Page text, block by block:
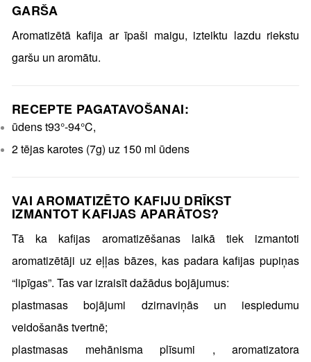
GARŠA
Aromatizētā kafija ar īpaši maigu, izteiktu lazdu riekstu
garšu un aromātu.
RECEPTE PAGATAVOŠANAI:
ūdens t93°-94°C,
2 tējas karotes (7g) uz 150 ml ūdens
VAI AROMATIZĒTO KAFIJU DRĪKST
IZMANTOT KAFIJAS APARĀTOS?
Tā ka kafijas aromatizēšanas laikā tiek izmantoti
aromatizētāji uz eļļas bāzes, kas padara kafijas pupiņas
“lipīgas”. Tas var izraisīt dažādus bojājumus:
plastmasas bojājumi dzirnaviņās un iespiedumu
veidošanās tvertnē;
plastmasas mehānisma plīsumi , aromatizatora